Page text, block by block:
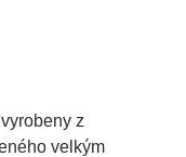
z
velkým